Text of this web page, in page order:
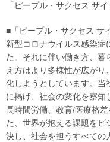
「ピープル・サクセス サイ
■「ピープル・サクセス サ
新型コロナウイルス感染症
た。それに伴い働き方、暮
え方はより多様性が広が
化しようとしています。当
に掲げ、社会の変化を察知
長時間労働、教育/医療格
た、世界が抱える課題をビ
決し、社会を担うすべての